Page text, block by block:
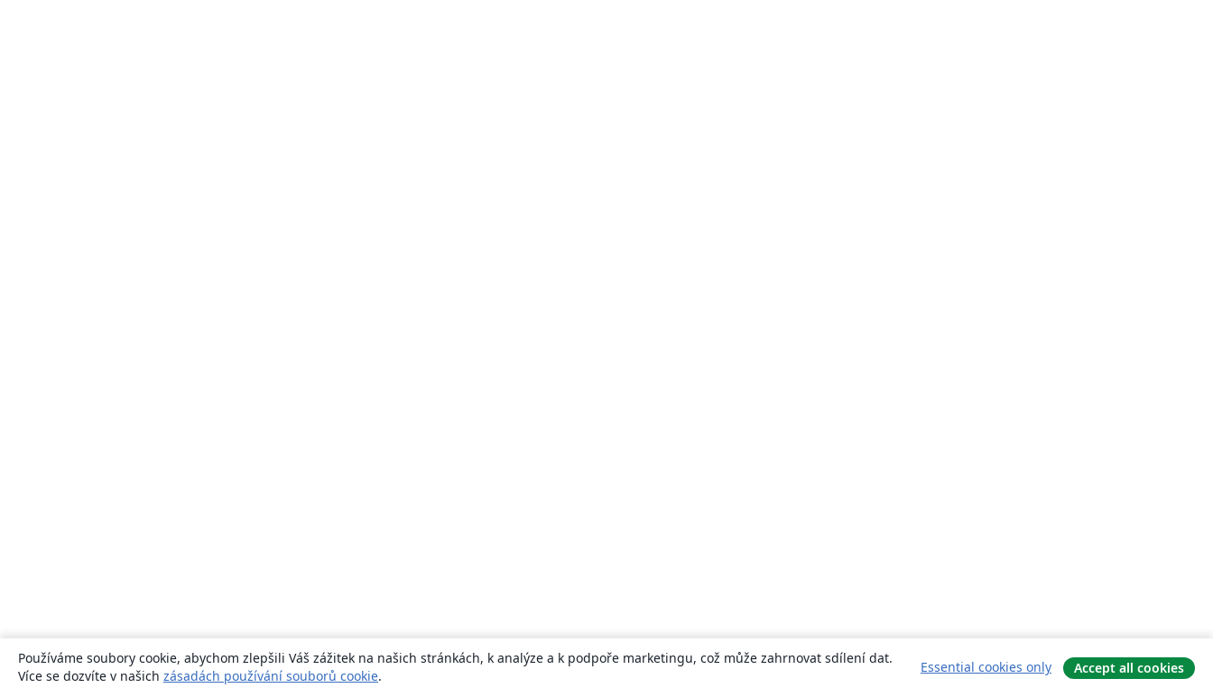
Používáme soubory cookie, abychom zlepšili Váš zážitek na našich stránkách, k analýze a k podpoře marketingu, což může zahrnovat sdílení dat.
Více se dozvíte v našich zásadách používání souborů cookie.
Essential cookies only Accept all cookies